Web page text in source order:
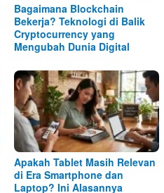
Bagaimana Blockchain
Bekerja? Teknologi di Balik
Cryptocurrency yang
Mengubah Dunia Digital
Apakah Tablet Masih Relevan
di Era Smartphone dan
Laptop? Ini Alasannya